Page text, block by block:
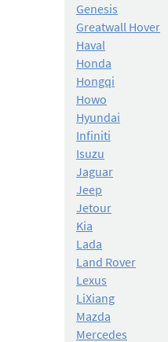
Genesis
Greatwall Hover
Haval
Honda
Hongqi
Howo
Hyundai
Infiniti
Isuzu
Jaguar
Jeep
Jetour
Kia
Lada
Land Rover
Lexus
LiXiang
Mazda
Mercedes